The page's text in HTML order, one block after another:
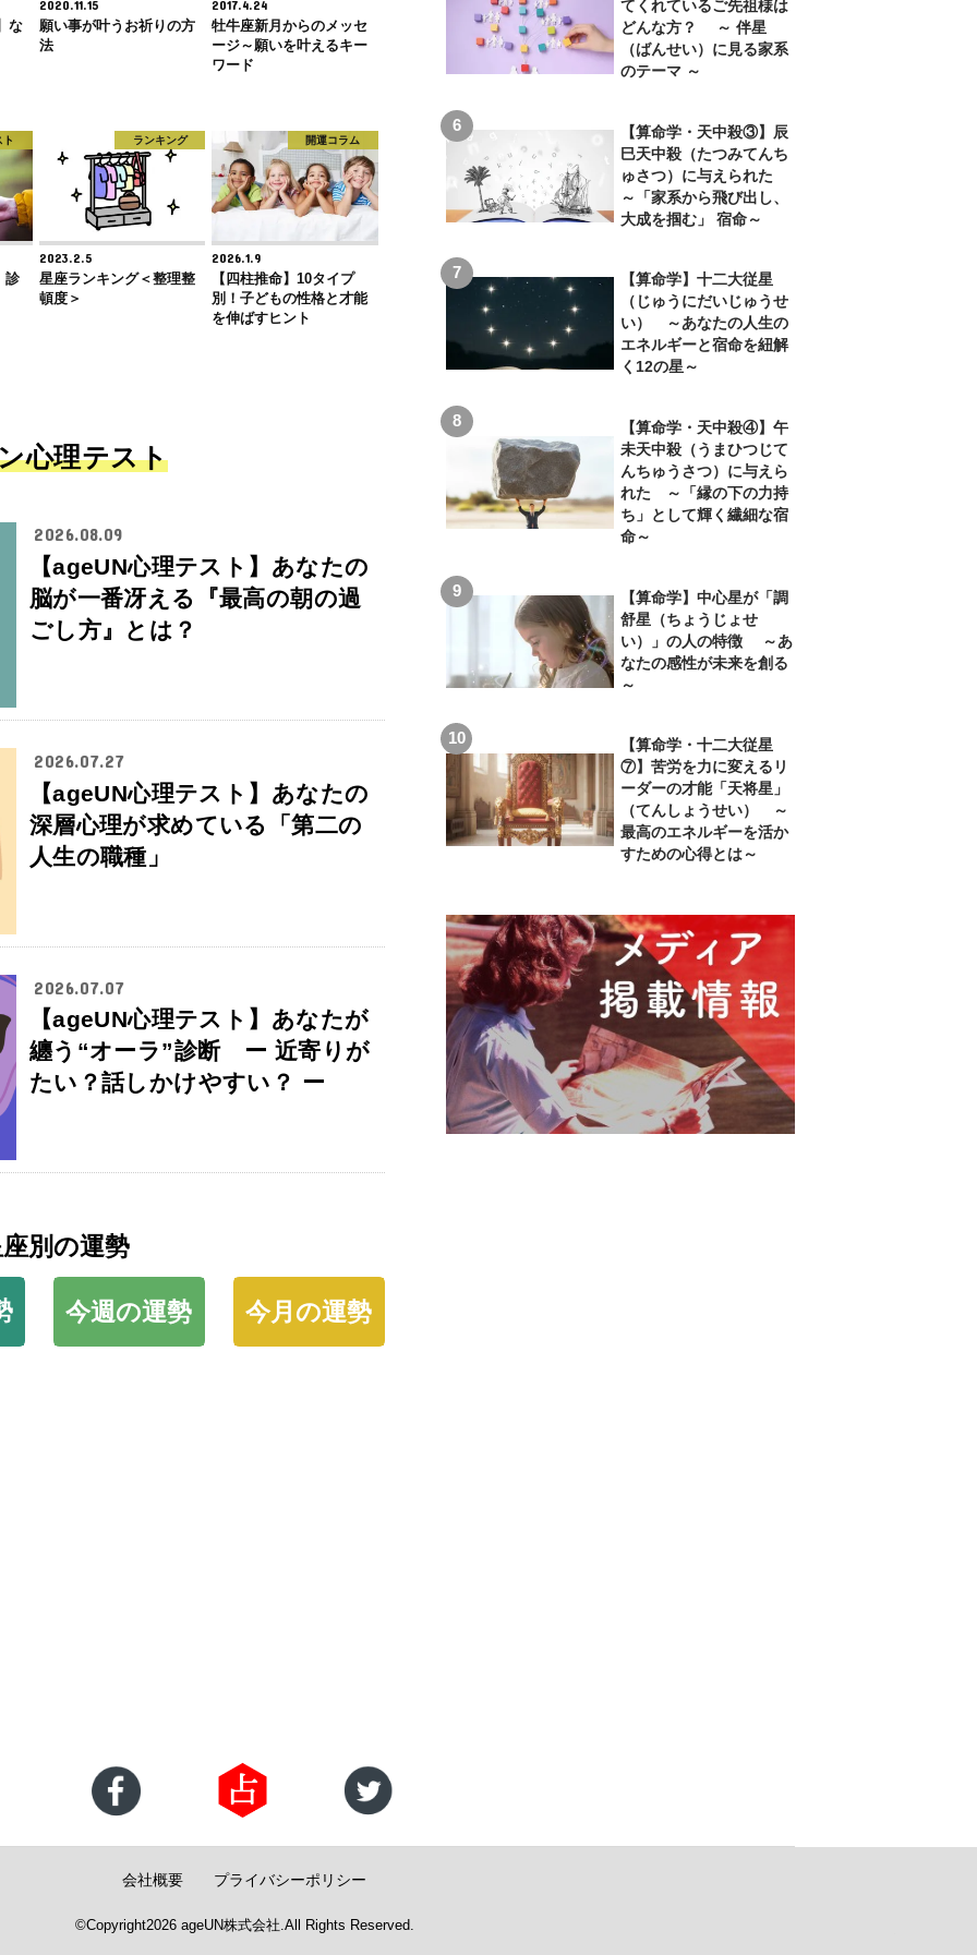
な
2020.11.15
願い事が叶うお祈りの方
法
2017.4.24
牡牛座新月からのメッセ
ージ～願いを叶えるキー
ワード
診
ランキング
2023.2.5
星座ランキング＜整理整
頓度＞
開運コラム
2026.1.9
【四柱推命】10タイプ
別！子どもの性格と才能
を伸ばすヒント
心理テスト
2026.08.09
【ageUN心理テスト】あなたの
脳が一番冴える『最高の朝の過
ごし方』とは？
2026.07.27
【ageUN心理テスト】あなたの
深層心理が求めている「第二の
人生の職種」
2026.07.07
【ageUN心理テスト】あなたが
纏う“オーラ”診断 ー 近寄りが
たい？話しかけやすい？ ー
別の運勢
今週の運勢 今月の運勢
てくれているご先祖様は
どんな方？ ～ 伴星
（ばんせい）に見る家系
のテーマ ～
【算命学・天中殺③】辰
巳天中殺（たつみてんち
ゅさつ）に与えられた
～「家系から飛び出し、
大成を掴む」 宿命～
【算命学】十二大従星
（じゅうにだいじゅうせ
い） ～あなたの人生の
エネルギーと宿命を紐解
く12の星～
【算命学・天中殺④】午
未天中殺（うまひつじて
んちゅうさつ）に与えら
れた ～「縁の下の力持
ち」として輝く繊細な宿
命～
【算命学】中心星が「調
舒星（ちょうじょせ
い）」の人の特徴 ～あ
なたの感性が未来を創る
～
【算命学・十二大従星
⑦】苦労を力に変えるリ
ーダーの才能「天将星」
（てんしょうせい） ～
最高のエネルギーを活か
すための心得とは～
会社概要 プライバシーポリシー
©Copyright2026 ageUN株式会社 .All Rights Reserved.